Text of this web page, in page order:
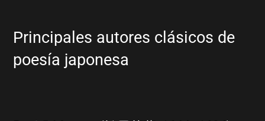
Principales autores clásicos de
poesía japonesa